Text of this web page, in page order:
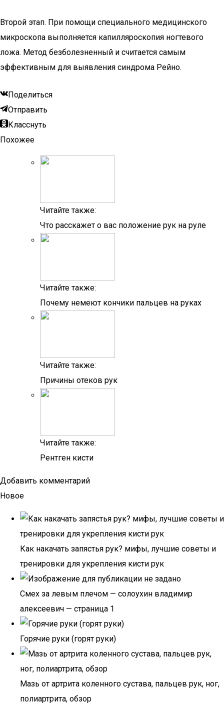
Второй этап. При помощи специального медицинского
микроскопа выполняется капилляроскопия ногтевого
ложа. Метод безболезненный и считается самым
эффективным для выявления синдрома Рейно.
Поделиться
Отправить
Класснуть
Похожее
Читайте также:
Что расскажет о вас положение рук на руле
Читайте также:
Почему немеют кончики пальцев на руках
Читайте также:
Причины отеков рук
Читайте также:
Рентген кисти
Добавить комментарий
Новое
Как накачать запястья рук? мифы, лучшие советы и
тренировки для укрепления кисти рук
Смех за левым плечом — солоухин владимир
алексеевич — страница 1
Горячие руки (горят руки)
Мазь от артрита коленного сустава, пальцев рук, ног,
полиартрита, обзор